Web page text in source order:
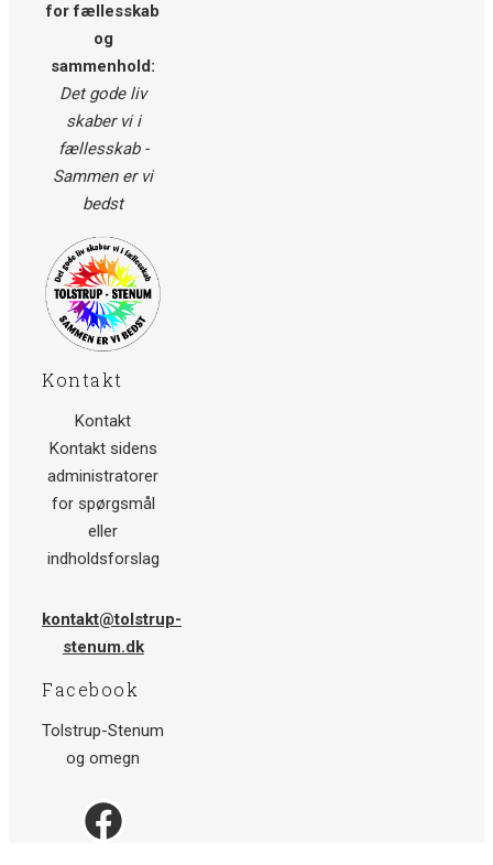
for fællesskab
og
sammenhold:
Det gode liv
skaber vi i
fællesskab -
Sammen er vi
bedst
Kontakt
Kontakt
Kontakt sidens
administratorer
for spørgsmål
eller
indholdsforslag
kontakt@tolstrup-
stenum.dk
Facebook
Tolstrup-Stenum
og omegn
Facebook